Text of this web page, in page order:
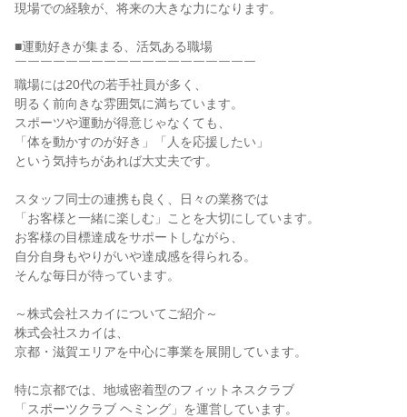
現場での経験が、将来の大きな力になります。
■運動好きが集まる、活気ある職場
￣￣￣￣￣￣￣￣￣￣￣￣￣￣￣￣￣￣￣
職場には20代の若手社員が多く、
明るく前向きな雰囲気に満ちています。
スポーツや運動が得意じゃなくても、
「体を動かすのが好き」「人を応援したい」
という気持ちがあれば大丈夫です。
スタッフ同士の連携も良く、日々の業務では
「お客様と一緒に楽しむ」ことを大切にしています。
お客様の目標達成をサポートしながら、
自分自身もやりがいや達成感を得られる。
そんな毎日が待っています。
～株式会社スカイについてご紹介～
株式会社スカイは、
京都・滋賀エリアを中心に事業を展開しています。
特に京都では、地域密着型のフィットネスクラブ
「スポーツクラブ ヘミング」を運営しています。